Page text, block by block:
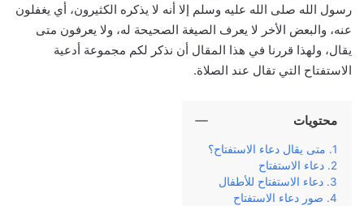
رسول الله صلى الله عليه وسلم إلا أنه لا يذكره الكثيرون، أي يغفلون
عنه، والبعض الأخر لا يعرف الصيغة الصحيحة له، ولا يعرفون متى
يقال، ولهذا قررنا في هذا المقال أن نذكر لكم مجموعة أدعية
الاستفتاح التي تقال عند الصلاة.
محتويات
متى يقال دعاء الاستفتاح؟
دعاء الاستفتاح
دعاء الاستفتاح للأطفال
صور دعاء الاستفتاح